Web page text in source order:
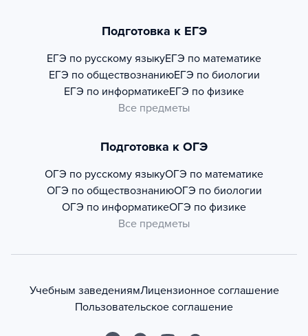
Подготовка к ЕГЭ
ЕГЭ по русскому языкуЕГЭ по математике
ЕГЭ по обществознаниюЕГЭ по биологии
ЕГЭ по информатикеЕГЭ по физике
Все предметы
Подготовка к ОГЭ
ОГЭ по русскому языкуОГЭ по математике
ОГЭ по обществознаниюОГЭ по биологии
ОГЭ по информатикеОГЭ по физике
Все предметы
Учебным заведениямЛицензионное соглашение
Пользовательское соглашение